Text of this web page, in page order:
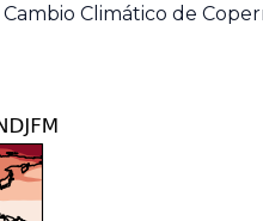
Climático de